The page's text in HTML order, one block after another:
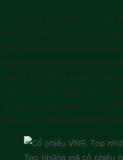
Công ty tái bảo hiểm quốc gia
từ năm 1995, lĩnh vực kinh
bảo hiểm phi nhân thọ và
ngoài nước, đầu tư tài chính:
phiếu, trái phiếu doanh
vào các doanh nghiệp khác.
doanh vốn Nhà nước (SCIC)
nắm quyền chi phối VNR (Sở
Top những mã cổ phiếu